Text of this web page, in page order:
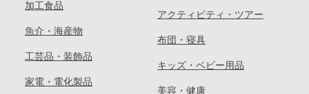
加工食品
魚介・海産物
工芸品・装飾品
家電・電化製品
アクティビティ・ツアー
布団・寝具
キッズ・ベビー用品
美容・健康